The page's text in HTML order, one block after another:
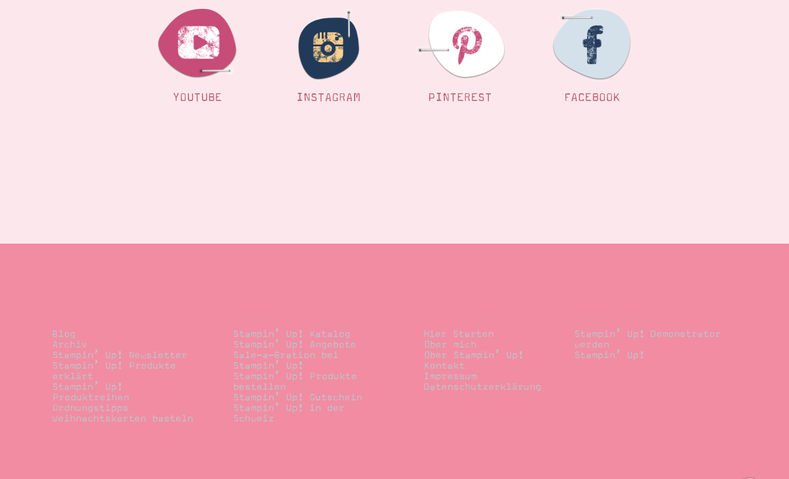
YOUTUBE INSTAGRAM PINTEREST FACEBOOK
Blog
Archiv
Stampin’ Up! Newsletter
Stampin’ Up! Produkte
erklärt
Stampin’ Up!
Produktreihen
Ordnungstipps
Weihnachtskarten basteln
Stampin’ Up! Katalog
Stampin’ Up! Angebote
Sale-a-Bration bei
Stampin’ Up!
Stampin’ Up! Produkte
bestellen
Stampin’ Up! Gutschein
Stampin’ Up! in der
Schweiz
Hier Starten
Über mich
Über Stampin’ Up!
Kontakt
Impressum
Datenschutzerklärung
Stampin’ Up! Demonstrator
werden
Stampin’ Up!